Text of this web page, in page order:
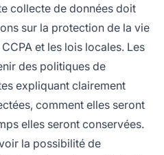
collecte de données doit
sur la protection de la vie
et les lois locales. Les
des politiques de
expliquant clairement
comment elles seront
elles seront conservées.
la possibilité de